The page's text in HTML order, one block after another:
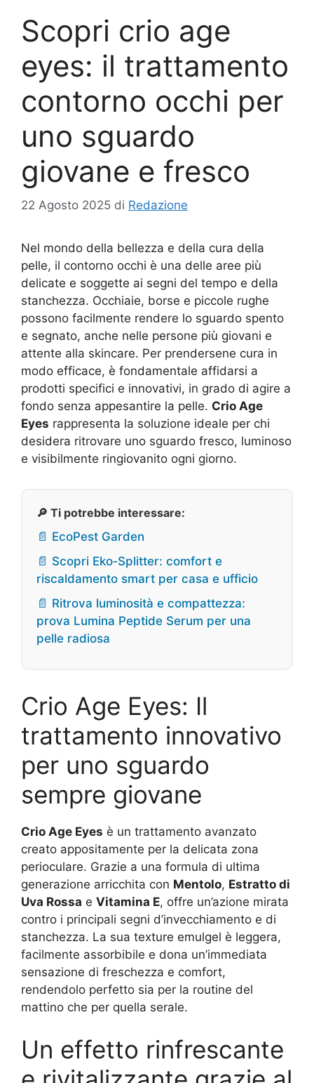
Scopri crio age
eyes: il trattamento
contorno occhi per
uno sguardo
giovane e fresco
22 Agosto 2025 di Redazione
Nel mondo della bellezza e della cura della
pelle, il contorno occhi è una delle aree più
delicate e soggette ai segni del tempo e della
stanchezza. Occhiaie, borse e piccole rughe
possono facilmente rendere lo sguardo spento
e segnato, anche nelle persone più giovani e
attente alla skincare. Per prendersene cura in
modo efficace, è fondamentale affidarsi a
prodotti specifici e innovativi, in grado di agire a
fondo senza appesantire la pelle. Crio Age
Eyes rappresenta la soluzione ideale per chi
desidera ritrovare uno sguardo fresco, luminoso
e visibilmente ringiovanito ogni giorno.
🔎 Ti potrebbe interessare:
📄 EcoPest Garden
📄 Scopri Eko‑Splitter: comfort e
riscaldamento smart per casa e ufficio
📄 Ritrova luminosità e compattezza:
prova Lumina Peptide Serum per una
pelle radiosa
Crio Age Eyes: Il
trattamento innovativo
per uno sguardo
sempre giovane
Crio Age Eyes è un trattamento avanzato
creato appositamente per la delicata zona
perioculare. Grazie a una formula di ultima
generazione arricchita con Mentolo, Estratto di
Uva Rossa e Vitamina E, offre un’azione mirata
contro i principali segni d’invecchiamento e di
stanchezza. La sua texture emulgel è leggera,
facilmente assorbibile e dona un’immediata
sensazione di freschezza e comfort,
rendendolo perfetto sia per la routine del
mattino che per quella serale.
Un effetto rinfrescante